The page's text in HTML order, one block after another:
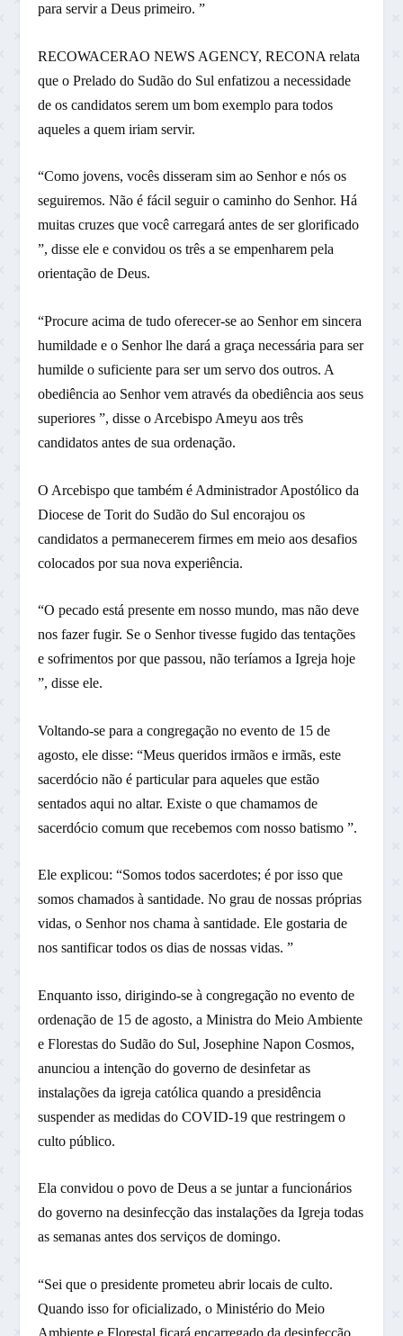
para servir a Deus primeiro. ”
RECOWACERAO NEWS AGENCY, RECONA relata
que o Prelado do Sudão do Sul enfatizou a necessidade
de os candidatos serem um bom exemplo para todos
aqueles a quem iriam servir.
“Como jovens, vocês disseram sim ao Senhor e nós os
seguiremos. Não é fácil seguir o caminho do Senhor. Há
muitas cruzes que você carregará antes de ser glorificado
”, disse ele e convidou os três a se empenharem pela
orientação de Deus.
“Procure acima de tudo oferecer-se ao Senhor em sincera
humildade e o Senhor lhe dará a graça necessária para ser
humilde o suficiente para ser um servo dos outros. A
obediência ao Senhor vem através da obediência aos seus
superiores ”, disse o Arcebispo Ameyu aos três
candidatos antes de sua ordenação.
O Arcebispo que também é Administrador Apostólico da
Diocese de Torit do Sudão do Sul encorajou os
candidatos a permanecerem firmes em meio aos desafios
colocados por sua nova experiência.
“O pecado está presente em nosso mundo, mas não deve
nos fazer fugir. Se o Senhor tivesse fugido das tentações
e sofrimentos por que passou, não teríamos a Igreja hoje
”, disse ele.
Voltando-se para a congregação no evento de 15 de
agosto, ele disse: “Meus queridos irmãos e irmãs, este
sacerdócio não é particular para aqueles que estão
sentados aqui no altar. Existe o que chamamos de
sacerdócio comum que recebemos com nosso batismo ”.
Ele explicou: “Somos todos sacerdotes; é por isso que
somos chamados à santidade. No grau de nossas próprias
vidas, o Senhor nos chama à santidade. Ele gostaria de
nos santificar todos os dias de nossas vidas. ”
Enquanto isso, dirigindo-se à congregação no evento de
ordenação de 15 de agosto, a Ministra do Meio Ambiente
e Florestas do Sudão do Sul, Josephine Napon Cosmos,
anunciou a intenção do governo de desinfetar as
instalações da igreja católica quando a presidência
suspender as medidas do COVID-19 que restringem o
culto público.
Ela convidou o povo de Deus a se juntar a funcionários
do governo na desinfecção das instalações da Igreja todas
as semanas antes dos serviços de domingo.
“Sei que o presidente prometeu abrir locais de culto.
Quando isso for oficializado, o Ministério do Meio
Ambiente e Florestal ficará encarregado da desinfecção